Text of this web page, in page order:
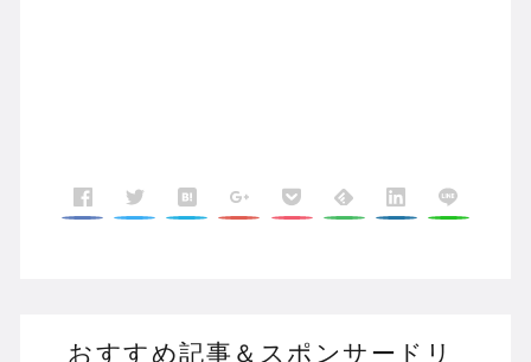
おすすめ記事＆スポンサードリ